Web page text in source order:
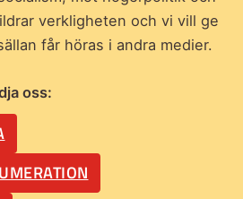
verkligheten och vi vill ge
får höras i andra medier.
oss: